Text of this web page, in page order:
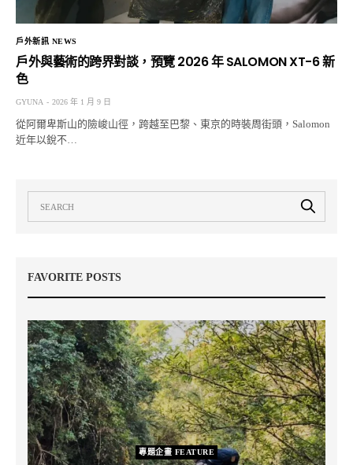
戶外新訊 NEWS
戶外與藝術的跨界對談，預覽 2026 年 SALOMON XT-6 新
色
GYUNA 2026 年 1 月 9 日
從阿爾卑斯山的險峻山徑，跨越至巴黎、東京的時裝周街頭，Salomon
近年以銳不…
FAVORITE POSTS
專題企畫 FEATURE